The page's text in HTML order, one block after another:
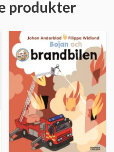
produkter